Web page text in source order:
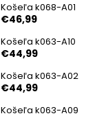
Košeľa k068-A01
€46,99
Košeľa k063-A10
€44,99
Košeľa k063-A02
€44,99
Košeľa k063-A09